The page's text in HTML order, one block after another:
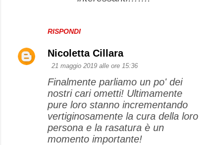
RISPONDI
Nicoletta Cillara
21 maggio 2019 alle ore 15:36
Finalmente parliamo un po' dei
nostri cari ometti! Ultimamente
pure loro stanno incrementando
vertiginosamente la cura della loro
persona e la rasatura è un
momento importante!